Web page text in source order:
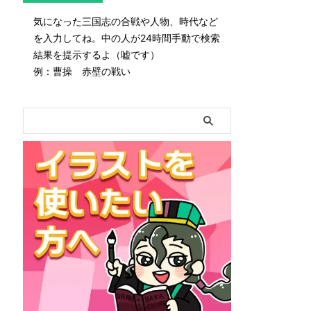
気になった三国志の合戦や人物、時代など
を入力してね。中の人が24時間手動で検索
結果を提示するよ（嘘です）
例：曹操 赤壁の戦い